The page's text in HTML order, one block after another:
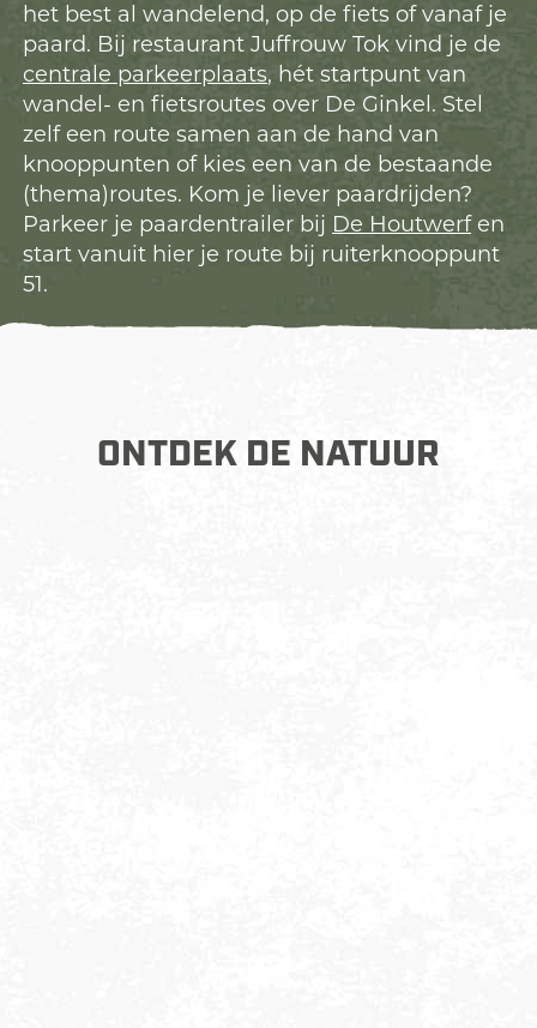
het best al wandelend, op de fiets of vanaf je
paard. Bij restaurant Juffrouw Tok vind je de
centrale parkeerplaats, hét startpunt van
wandel- en fietsroutes over De Ginkel. Stel
zelf een route samen aan de hand van
knooppunten of kies een van de bestaande
(thema)routes. Kom je liever paardrijden?
Parkeer je paardentrailer bij De Houtwerfen
start vanuit hier je route bij ruiterknooppunt
51.
ONTDEK DE NATUUR